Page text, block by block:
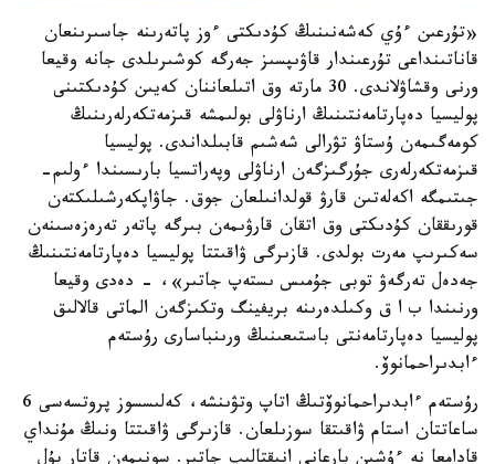
«تۇرعىن ءۇي كەشەنىنىڭ كۇدىكتى ءوز پاتەرىنە جاسىرىنعان
قاناتىنداعى تۇرعىندار قاۋىپسىز جەرگە كوشىرىلدى جانە وقيعا
ورنى وقشاۋلاندى. 30 مارتە وق اتىلعاننان كەيىن كۇدىكتىنى
پوليسيا دەپارتامەنتىنىڭ ارناۋلى بولىمشە قىزمەتكەرلەرىنىڭ
كومەگىمەن ۇستاۋ تۋرالى شەشىم قابىلداندى. پوليسيا
قىزمەتكەرلەرى جۇرگىزگەن ارناۋلى وپەراتسيا بارىسىندا ءولىم-
جىتىمگە اكەلەتىن قارۋ قولدانىلعان جوق. جاۋاپكەرشىلىكتەن
قورىققان كۇدىكتى وق اتقان قارۋىمەن بىرگە پاتەر تەرەزەسىنەن
سەكىرىپ مەرت بولدى. قازىرگى ۋاقىتتا پوليسيا دەپارتامەنتىنىڭ
جەدەل تەرگەۋ توبى جۇمىس ىستەپ جاتىر»، - دەدى وقيعا
ورنىندا ب ا ق وكىلدەرىنە بريفينگ وتكىزگەن الماتى قالالىق
پوليسيا دەپارتامەنتى باستىعىنىڭ ورىنباسارى رۇستەم
ءابدىراحمانوۆ.
رۇستەم ءابدىراحمانوۆتىڭ اتاپ وتۋىنشە، كەلىسسوز پروتسەسى 6
ساعاتتان استام ۋاقىتقا سوزىلعان. قازىرگى ۋاقىتتا ونىڭ مۇنداي